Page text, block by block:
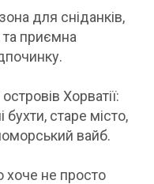
для сніданків,
та приємна
Хорватії:
старе місто,
вайб.
хоче не просто